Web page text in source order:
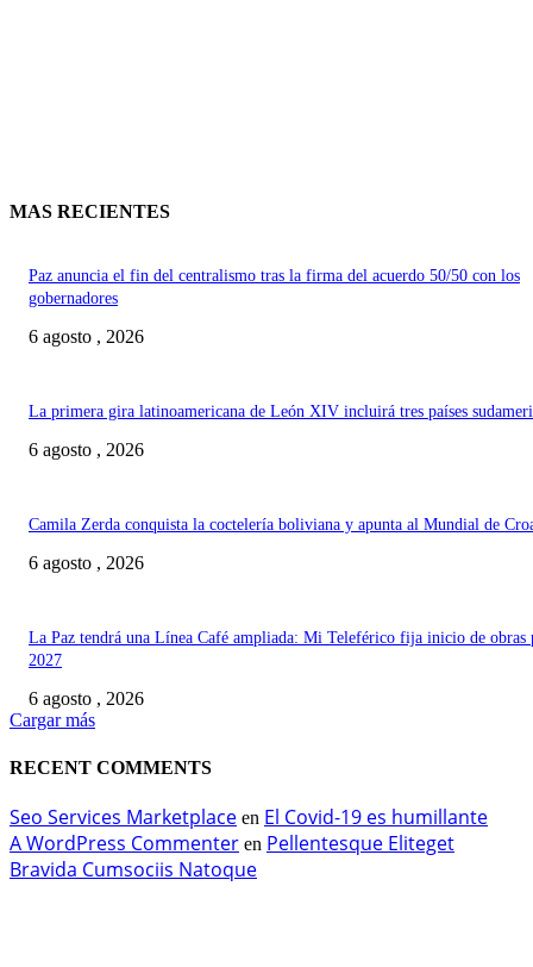
MAS RECIENTES
Paz anuncia el fin del centralismo tras la firma del acuerdo 50/50 con los
gobernadores
6 agosto , 2026
La primera gira latinoamericana de León XIV incluirá tres países
6 agosto , 2026
Camila Zerda conquista la coctelería boliviana y apunta al Mundial de
6 agosto , 2026
La Paz tendrá una Línea Café ampliada: Mi Teleférico fija inicio de obras
2027
6 agosto , 2026
Cargar más
RECENT COMMENTS
Seo Services Marketplace en El Covid-19 es humillante
A WordPress Commenter en Pellentesque Eliteget
Bravida Cumsociis Natoque